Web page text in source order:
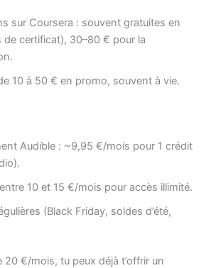
sur Coursera : souvent gratuites en
de certificat), 30–80 € pour la
10 à 50 € en promo, souvent à vie.
Audible : ~9,95 €/mois pour 1 crédit
10 et 15 €/mois pour accès illimité.
(Black Friday, soldes d’été,
20 €/mois, tu peux déjà t’offrir un